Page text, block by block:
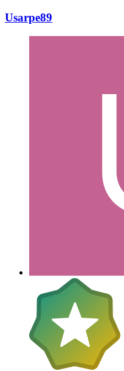
Usarpe89